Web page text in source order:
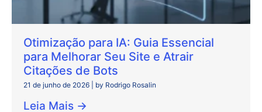
Otimização para IA: Guia Essencial
para Melhorar Seu Site e Atrair
Citações de Bots
21 de junho de 2026 by Rodrigo Rosalin
Leia Mais →